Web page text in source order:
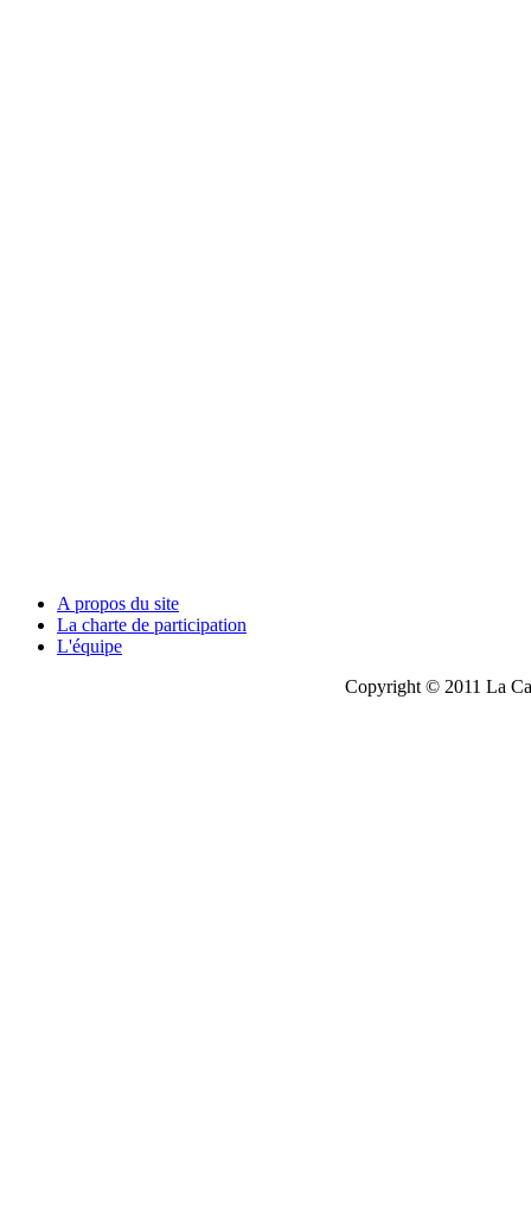
A propos du site
La charte de participation
L'équipe
Copyright © 2011 La